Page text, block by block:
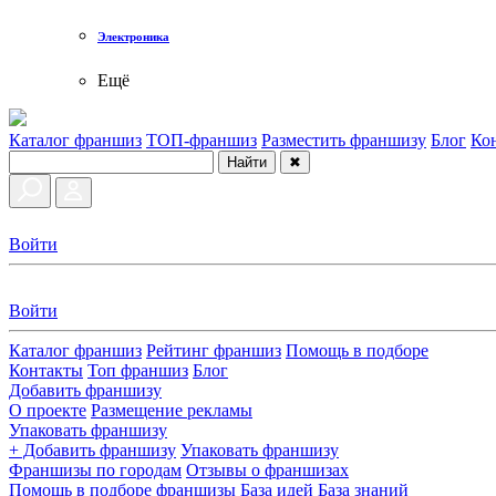
Электроника
Ещё
Каталог франшиз ТОП-франшиз Разместить франшизу Блог
Найти ✖
Войти
Войти
Каталог франшиз Рейтинг франшиз Помощь в подборе
Контакты Топ франшиз Блог
Добавить франшизу
О проекте Размещение рекламы
Упаковать франшизу
+ Добавить франшизу Упаковать франшизу
Франшизы по городам Отзывы о франшизах
Помощь в подборе франшизы База идей База знаний